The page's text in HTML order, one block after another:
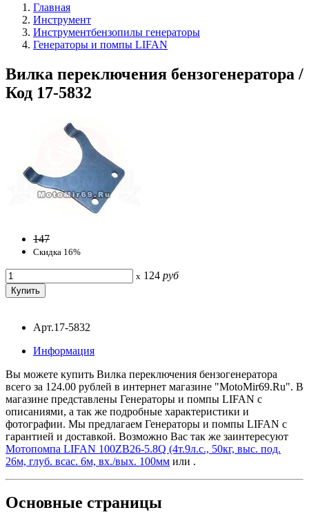
Главная
Инструмент
Инструментбензопилы генераторы
Генераторы и помпы LIFAN
Вилка переключения бензогенератора /
Код 17-5832
147
Скидка 16%
x 124 руб
Арт.17-5832
Информация
Вы можете купить Вилка переключения бензогенератора
всего за 124.00 рублей в интернет магазине "MotoMir69.Ru". В
магазине представлены Генераторы и помпы LIFAN с
описаниями, а так же подробные характеристики и
фотографии. Мы предлагаем Генераторы и помпы LIFAN с
гарантией и доставкой. Возможно Вас так же заинтересуют
Мотопомпа LIFAN 100ZB26-5.8Q (4т.9л.с., 50кг, выс. под.
26м, глуб. всас. 6м, вх./вых. 100мм или .
Основные страницы